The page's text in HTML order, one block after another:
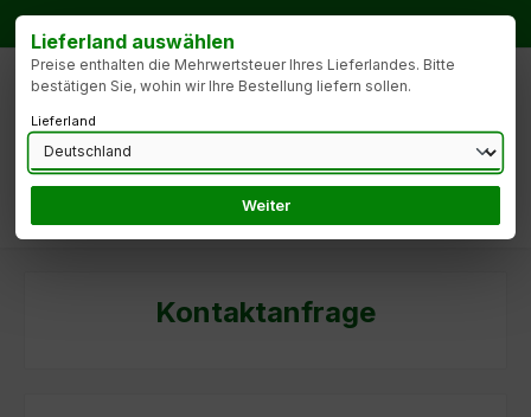
Zum Hauptinhalt springen
Kontaktanfrage
Lieferland auswählen
Preise enthalten die Mehrwertsteuer Ihres Lieferlandes. Bitte
bestätigen Sie, wohin wir Ihre Bestellung liefern sollen.
Lieferland
Weiter